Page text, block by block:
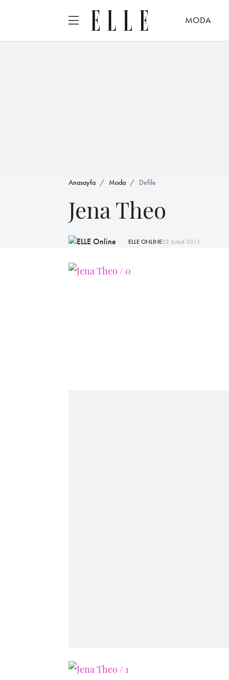
MODA
Anasayfa Moda Defile
Jena Theo
ELLE ONLİNE22 Şubat 2011